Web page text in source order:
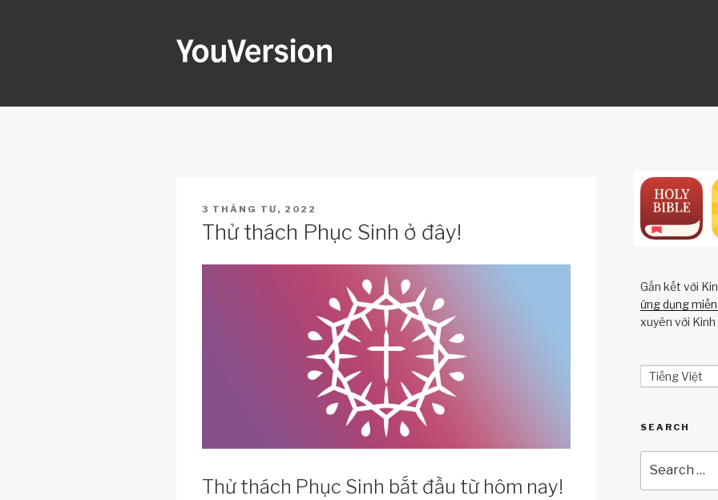
POSTED
3 THÁNG TƯ, 2022
Thử thách Phục Sinh ở đây!
Thử thách Phục Sinh bắt đầu từ hôm nay!
Gắn kết với
ứng dụng
xuyên với Kinh
Tiếng Việt
SEARCH
for: